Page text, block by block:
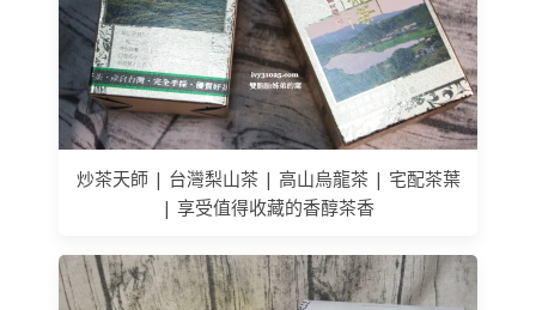
炒茶天師 | 台灣梨山茶 | 高山烏龍茶 | 宅配茶葉
| 享受值得收藏的香醇茶香